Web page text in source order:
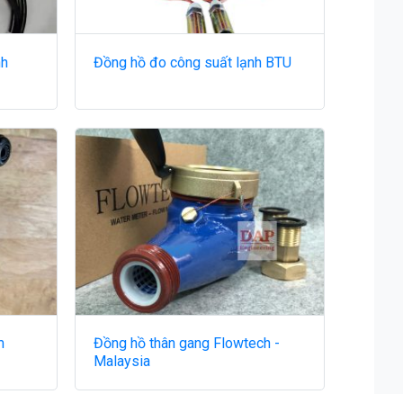
Đồng hồ đo công suất lạnh BTU
Đồng hồ thân gang Flowtech -
Malaysia